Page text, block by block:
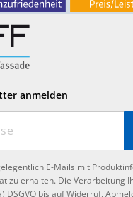
anmelden
E-Mails mit
zu erhalten. Die Verarbeitung
DSGVO bis auf Widerruf.